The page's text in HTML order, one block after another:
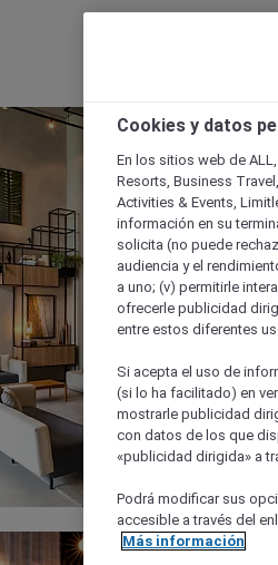
Cookies y datos
En los sitios web de
Resorts, Business
Activities & Events,
información en su
solicita (no puede
audiencia y el
a uno; (v) permitirle
ofrecerle publicidad
entre estos diferentes
Si acepta el uso de
(si lo ha facilitado) en
mostrarle publicidad
con datos de los que
«publicidad dirigida» a
Podrá modificar sus
accesible a través del
Más información